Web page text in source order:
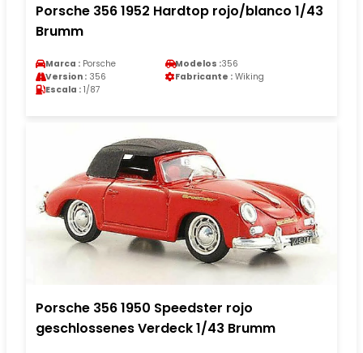
Porsche 356 1952 Hardtop rojo/blanco 1/43
Brumm
Marca : Porsche Modelos :356
Version : 356 Fabricante : Wiking
Escala : 1/87
Porsche 356 1950 Speedster rojo
geschlossenes Verdeck 1/43 Brumm